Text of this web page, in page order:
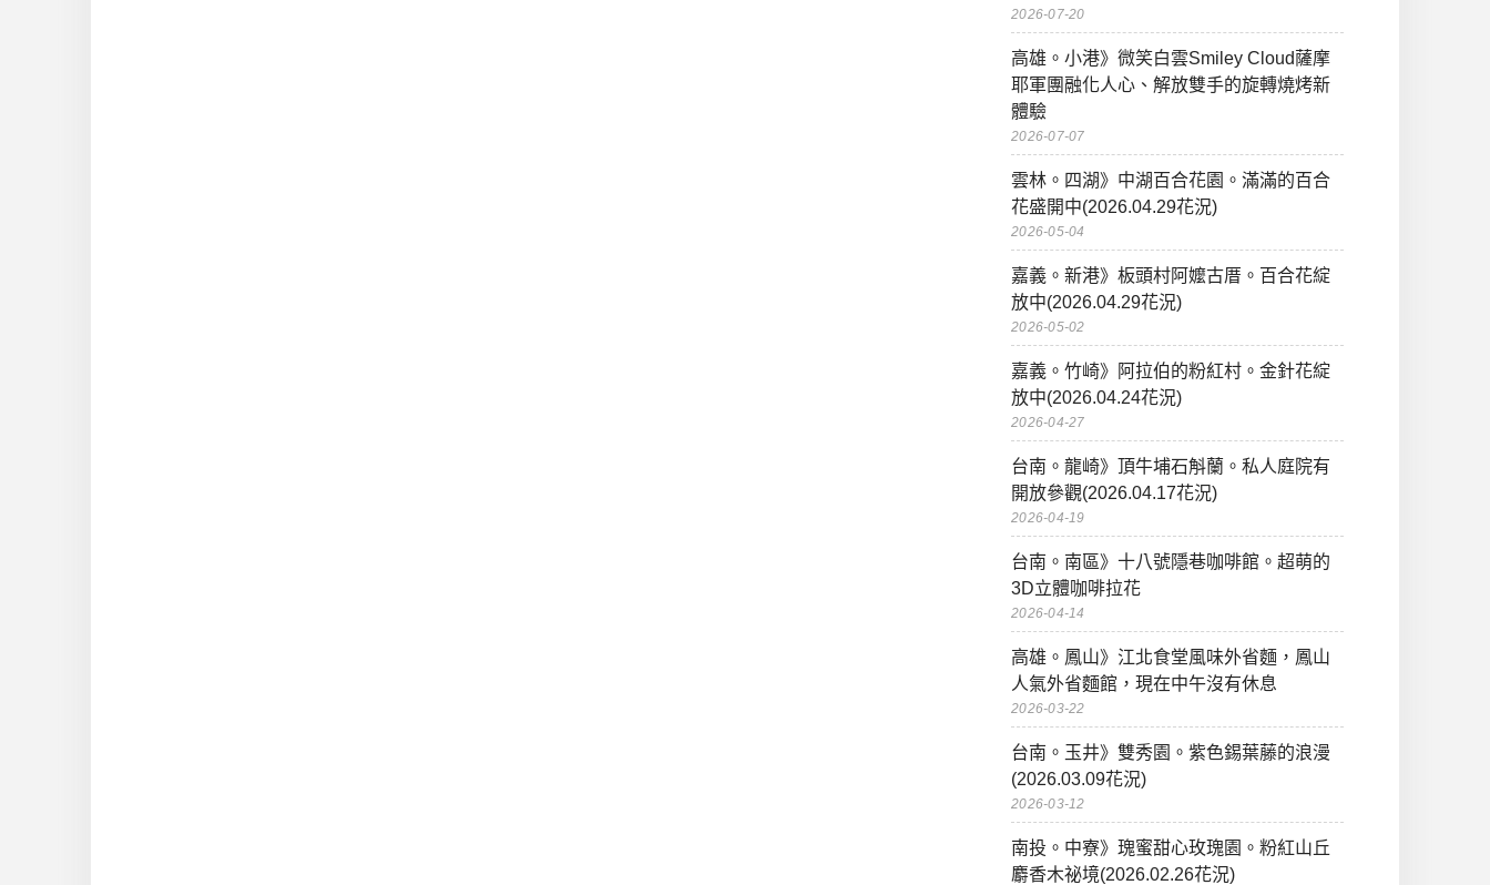
2026-07-20
高雄。小港》微笑白雲Smiley Cloud薩摩
耶軍團融化人心、解放雙手的旋轉燒烤新
體驗
2026-07-07
雲林。四湖》中湖百合花園。滿滿的百合
花盛開中(2026.04.29花況)
2026-05-04
嘉義。新港》板頭村阿嬤古厝。百合花綻
放中(2026.04.29花況)
2026-05-02
嘉義。竹崎》阿拉伯的粉紅村。金針花綻
放中(2026.04.24花況)
2026-04-27
台南。龍崎》頂牛埔石斛蘭。私人庭院有
開放參觀(2026.04.17花況)
2026-04-19
台南。南區》十八號隱巷咖啡館。超萌的
3D立體咖啡拉花
2026-04-14
高雄。鳳山》江北食堂風味外省麵，鳳山
人氣外省麵館，現在中午沒有休息
2026-03-22
台南。玉井》雙秀園。紫色錫葉藤的浪漫
(2026.03.09花況)
2026-03-12
南投。中寮》瑰蜜甜心玫瑰園。粉紅山丘
麝香木祕境(2026.02.26花況)